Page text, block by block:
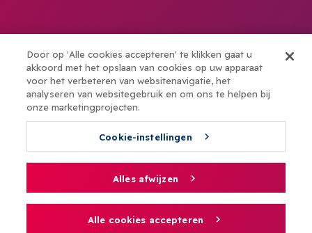
Boost your talents with elev8
Secondary
© UCLL - 2026
Privacyverklaring
Algemene voorwaarden
NL EN
Door op 'Alle cookies accepteren' te klikken gaat u
akkoord met het opslaan van cookies op uw apparaat
voor het verbeteren van websitenavigatie, het
analyseren van websitegebruik en om ons te helpen bij
onze marketingprojecten.
Cookie-instellingen
Alles afwijzen
Alle cookies accepteren